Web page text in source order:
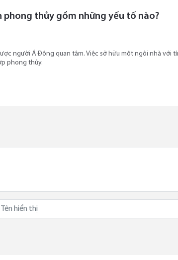
phong thủy gồm những yếu tố nào?
người Á Đông quan tâm. Việc sở hữu một ngôi nhà với
phong thủy.